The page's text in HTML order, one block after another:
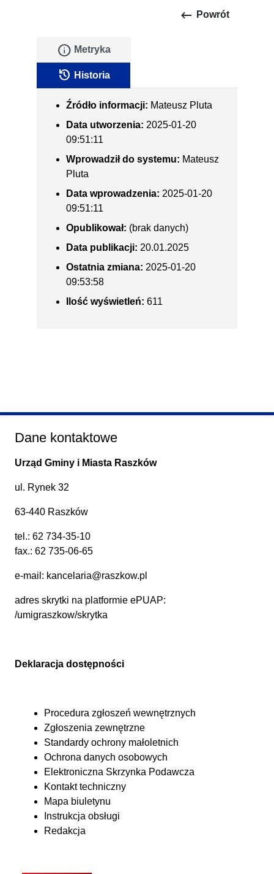
keyboard_backspace Powrót
info Metryka
history Historia
Źródło informacji: Mateusz Pluta
Data utworzenia: 2025-01-20
09:51:11
Wprowadził do systemu: Mateusz
Pluta
Data wprowadzenia: 2025-01-20
09:51:11
Opublikował: (brak danych)
Data publikacji: 20.01.2025
Ostatnia zmiana: 2025-01-20
09:53:58
Ilość wyświetleń: 611
Dane kontaktowe
Urząd Gminy i Miasta Raszków
ul. Rynek 32
63-440 Raszków
tel.: 62 734-35-10
fax.: 62 735-06-65
e-mail: kancelaria@raszkow.pl
adres skrytki na platformie ePUAP:
/umigraszkow/skrytka
Deklaracja dostępności
Procedura zgłoszeń wewnętrznych
Zgłoszenia zewnętrzne
Standardy ochrony małoletnich
Ochrona danych osobowych
Elektroniczna Skrzynka Podawcza
Kontakt techniczny
Mapa biuletynu
Instrukcja obsługi
Redakcja